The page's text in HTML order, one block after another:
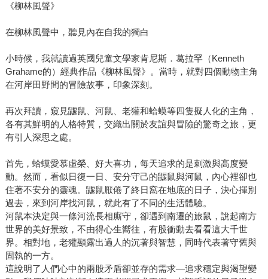
《柳林風聲》
在柳林風聲中，聽見內在自我的獨白
小時候，我就讀過英國兒童文學家肯尼斯．葛拉罕（Kenneth
Grahame的）經典作品《柳林風聲》。當時，就對四個動物主角
在河岸田野間的冒險故事，印象深刻。
再次拜讀，窺見鼴鼠、河鼠、老獾和蛤蟆等四隻擬人化的主角，
各有其鮮明的人格特質，交織出關於友誼與冒險的驚奇之旅，更
有引人深思之處。
首先，蛤蟆愛慕虛榮、好大喜功，每天追求的是刺激與高度變
動。然而，看似日復一日、安分守己的鼴鼠與河鼠，內心裡卻也
住著不安分的靈魂。鼴鼠厭倦了終日窩在地底的日子，決心揮別
過去，來到河岸找河鼠，就此有了不同的生活體驗。
河鼠本決定與一條河流長相廝守，卻遇到南遷的旅鼠，說起南方
世界的美好景致，不由得心生嚮往，有股衝動去看看這大千世
界。相對地，老獾顯露出過人的沉著與智慧，同時代表著守舊與
固執的一方。
這說明了人們心中的兩股矛盾卻並存的需求—追求穩定與渴望變